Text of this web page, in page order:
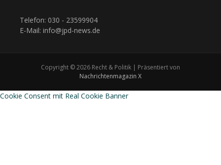
Telefon: 030 - 23599904
E-Mail: info@jpd-news.de
Copyright © 2026 Recht & Politik | Präsentiert von
Nachrichtenmagazin X
Cookie Consent mit Real Cookie Banner